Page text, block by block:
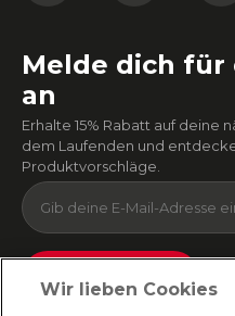
Melde dich
an
Erhalte 15% Rabatt auf deine
dem Laufenden und
Produktvorschläge.
Absenden
Wir lieben Cookies